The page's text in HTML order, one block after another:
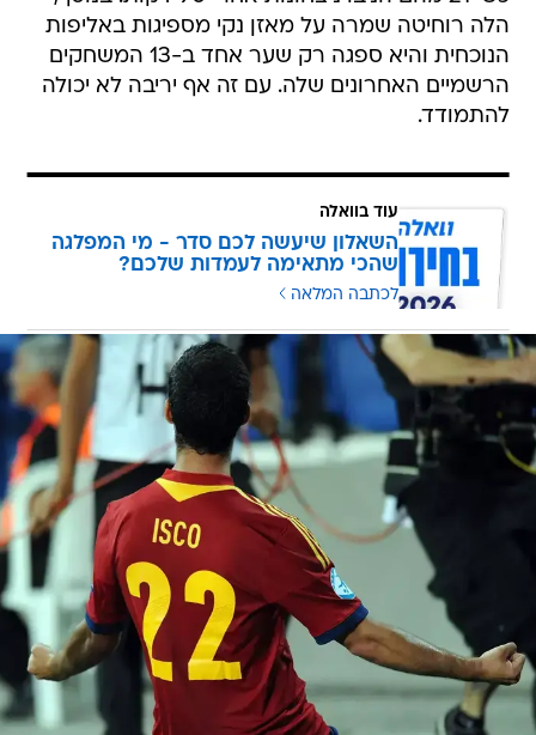
הלה רוחיטה שמרה על מאזן נקי מספיגות באליפות
הנוכחית והיא ספגה רק שער אחד ב-13 המשחקים
הרשמיים האחרונים שלה. עם זה אף יריבה לא יכולה
להתמודד.
עוד בוואלה
השאלון שיעשה לכם סדר - מי המפלגה
שהכי מתאימה לעמדות שלכם?
לכתבה המלאה